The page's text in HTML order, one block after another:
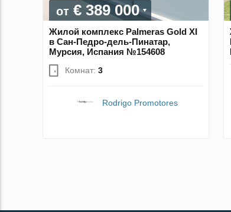
от € 389 000
Жилой комплекс Palmeras Gold XI
в Сан-Педро-дель-Пинатар,
Мурсия, Испания №154608
Комнат: 3
Rodrigo Promotores